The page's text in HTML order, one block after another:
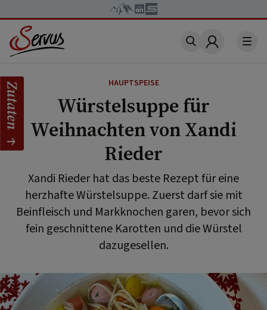
Account
HAUPTSPEISE
Würstelsuppe für
Weihnachten von Xandi
Rieder
Xandi Rieder hat das beste Rezept für eine
herzhafte Würstelsuppe. Zuerst darf sie mit
Beinfleisch und Markknochen garen, bevor sich
fein geschnittene Karotten und die Würstel
dazugesellen.
Zutaten